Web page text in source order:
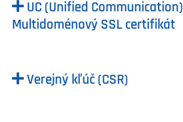
UC (Unified Communication)
Multidoménový SSL certifikát
Verejný kľúč (CSR)